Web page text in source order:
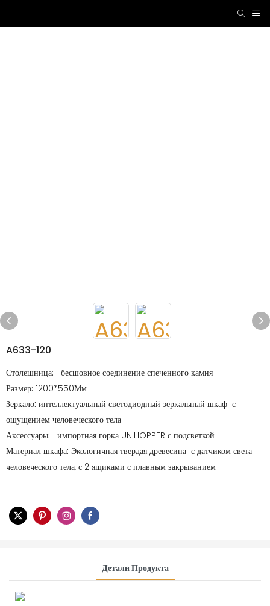
A633-120
Столешница:
бесшовное соединение спеченного камня
Размер: 1200*550Мм
Зеркало: интеллектуальный светодиодный зеркальный шкаф с
ощущением человеческого тела
Аксессуары:
импортная горка UNIHOPPER с подсветкой
Материал шкафа: Экологичная твердая древесина с датчиком света
человеческого тела, с 2 ящиками с плавным закрыванием
Детали Продукта